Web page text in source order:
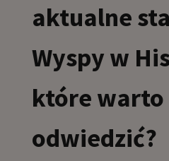
aktualne
Wyspy w
które warto
odwiedzić?